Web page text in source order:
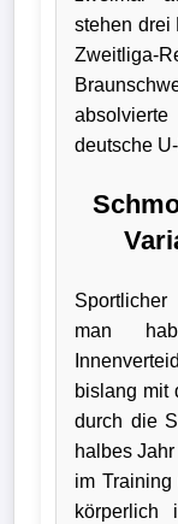
Wappen
Flutlichtbarde
stehen drei
Zweitliga-
deutsche
man
bislang mit
durch die
halbes
im Training
körperlich